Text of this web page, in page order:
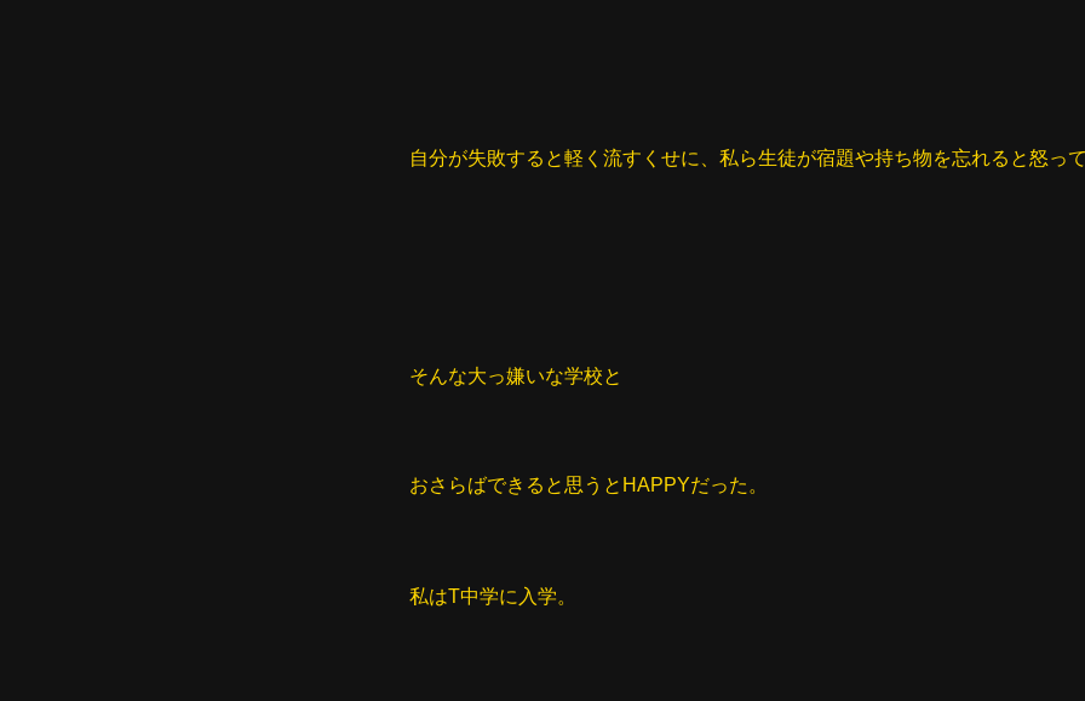
自分が失敗すると軽く流すくせに、私ら生徒が宿題や持ち物を忘れると怒っ
そんな大っ嫌いな学校と
おさらばできると思うとHAPPYだった。
私はT中学に入学。